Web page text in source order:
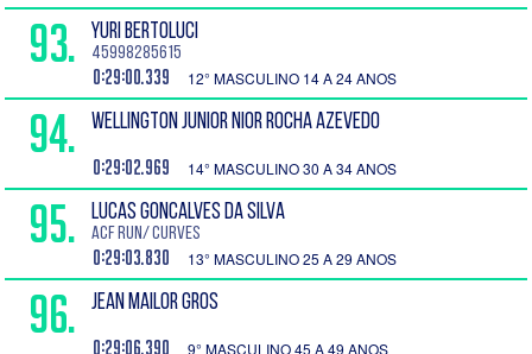
93. YURI BERTOLUCI
45998285615
0:29:00.339 12° MASCULINO 14 A 24 ANOS
94. WELLINGTON JUNIOR NIOR ROCHA AZEVEDO
0:29:02.969 14° MASCULINO 30 A 34 ANOS
95. LUCAS GONCALVES DA SILVA
ACF Run/ Curves
0:29:03.830 13° MASCULINO 25 A 29 ANOS
96. JEAN MAILOR GROS
0:29:06.390 9° MASCULINO 45 A 49 ANOS